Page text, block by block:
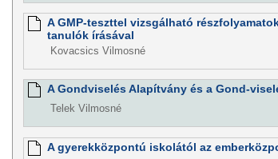
A GMP-teszttel vizsgálható
tanulók írásával
Kovacsics Vilmosné
A Gondviselés Alapítvány és a Gond-
Telek Vilmosné
A gyerekközpontú iskolától az